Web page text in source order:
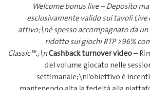
attivo;\nè
Classic™.;\n